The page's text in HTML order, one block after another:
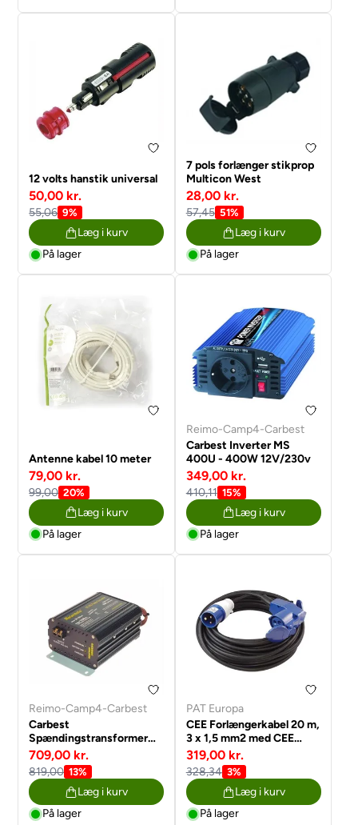
12 volts hanstik universal
50,00 kr.
55,06 9%
Læg i kurv
På lager
7 pols forlænger stikprop
Multicon West
28,00 kr.
57,45 51%
Læg i kurv
På lager
Antenne kabel 10 meter
79,00 kr.
99,00 20%
Læg i kurv
På lager
Reimo-Camp4-Carbest
Carbest Inverter MS
400U - 400W 12V/230v
349,00 kr.
410,11 15%
Læg i kurv
På lager
Reimo-Camp4-Carbest
Carbest
Spændingstransformer
24 til 12 volt
709,00 kr.
819,00 13%
Læg i kurv
På lager
PAT Europa
CEE Forlængerkabel 20 m,
3 x 1,5 mm2 med CEE
vinkelstik
319,00 kr.
328,34 3%
Læg i kurv
På lager